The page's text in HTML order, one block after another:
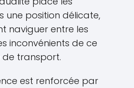
une position délicate,
naviguer entre les
inconvénients de ce
transport.
est renforcée par